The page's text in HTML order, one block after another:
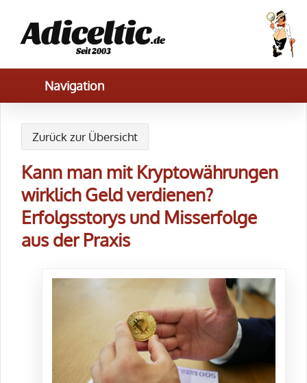
Adiceltic.de
Seit 2003
Zurück zur Übersicht
Kann man mit Kryptowährungen
wirklich Geld verdienen?
Erfolgsstorys und Misserfolge
aus der Praxis